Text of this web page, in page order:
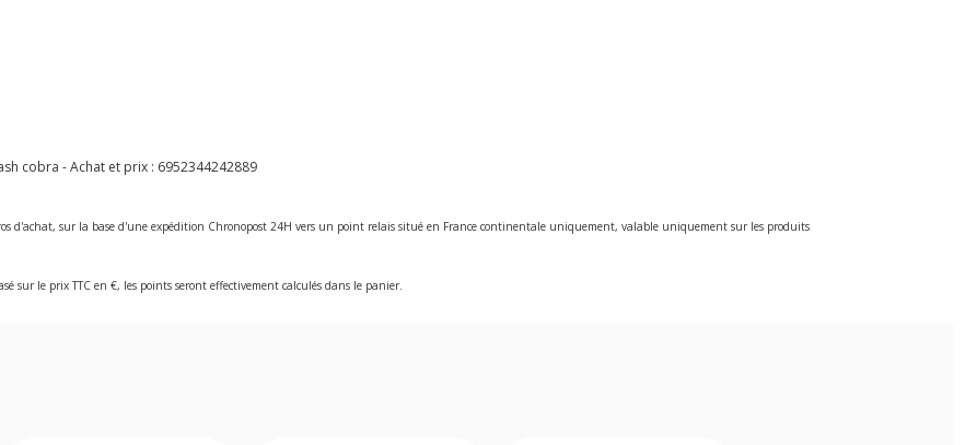
cobra - Achat et prix : 6952344242889
d'achat, sur la base d'une expédition Chronopost 24H vers un point relais situé en France continentale uniquement, valable uniquement sur les produits
sur le prix TTC en €, les points seront effectivement calculés dans le panier.